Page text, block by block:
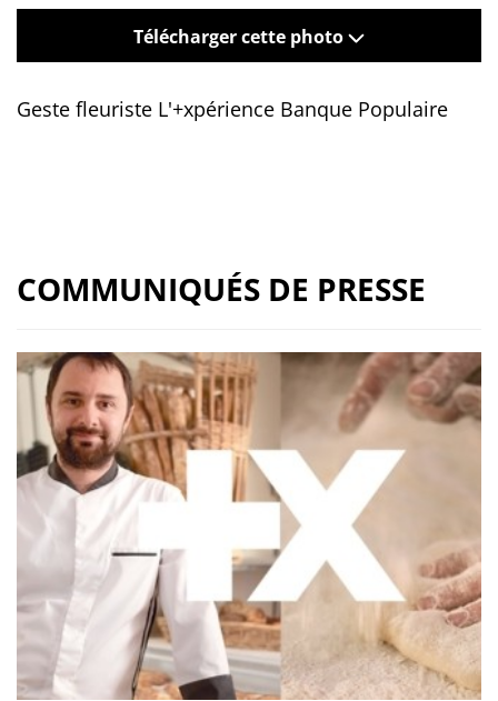
Télécharger cette photo
Geste fleuriste L'+xpérience Banque Populaire
COMMUNIQUÉS DE PRESSE